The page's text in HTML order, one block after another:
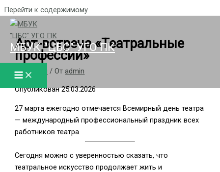
Перейти к содержимому
МБУК "ЦБС" УГО ПК
Арт-встреча «Театральные
профессии»
/новости / От admin
Опубликован 25.03.2026
27 марта ежегодно отмечается Всемирный день театра
— международный профессиональный праздник всех
работников театра.
Сегодня можно с уверенностью сказать, что
театральное искусство продолжает жить и